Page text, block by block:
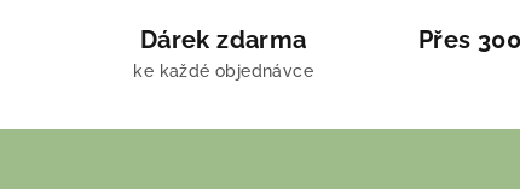
Dárek zdarma
ke každé objednávce
Přes